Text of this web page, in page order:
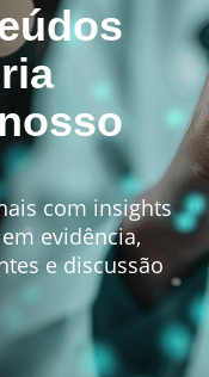
com insights
evidência,
e discussão